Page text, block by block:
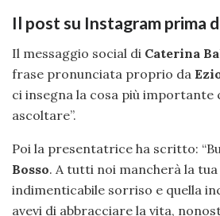
Il post su Instagram prima
Il messaggio social di Caterina
frase pronunciata proprio da
ci insegna la cosa più importante
ascoltare”.
Poi la presentatrice ha scritto:
Bosso. A tutti noi mancherà la
indimenticabile sorriso e quella
avevi di abbracciare la vita,